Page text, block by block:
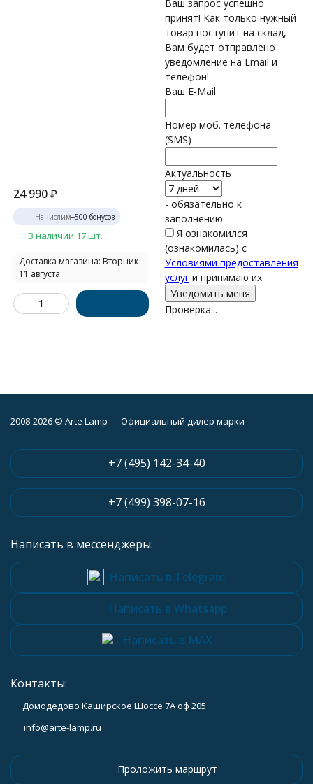
24 990₽
Начислим+500 бонусов
В наличии 17 шт.
Доставка магазина: Вторник
11 августа
Ваш запрос успешно
принят! Как только нужный
товар поступит на склад,
Вам будет отправлено
уведомление на Email и
телефон!
Ваш E-Mail
Номер моб. телефона
(SMS)
Актуальность
- обязательно к
заполнению
Я ознакомился
(ознакомилась) с
Условиями предоставления
услуги принимаю их
Проверка...
2008-2026 © Arte Lamp — Официальный дилер марки
+7 (495) 142-34-40
+7 (499) 398-07-16
Написать в мессенджеры:
Написать в Telegram
Написать в Whatsapp
Написать в MAX
Контакты:
Домодедово Каширское Шоссе 7А оф 205
info@arte-lamp.ru
Проложить маршрут